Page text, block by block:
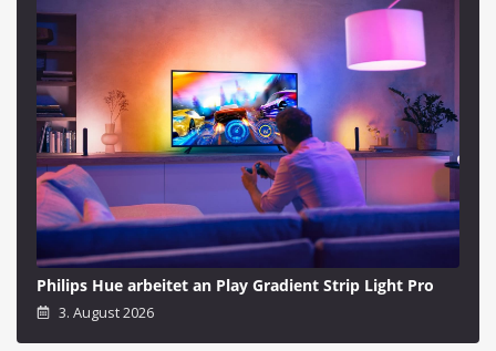
Philips Hue arbeitet an Play Gradient Strip Light Pro
3. August 2026